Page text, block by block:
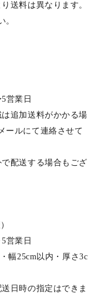
送料は異なります。
。
営業日
追加送料がかかる場
ールにて連絡させて
配送する場合もござ
営業日
幅25cm以内・厚さ3c
日時の指定はできま